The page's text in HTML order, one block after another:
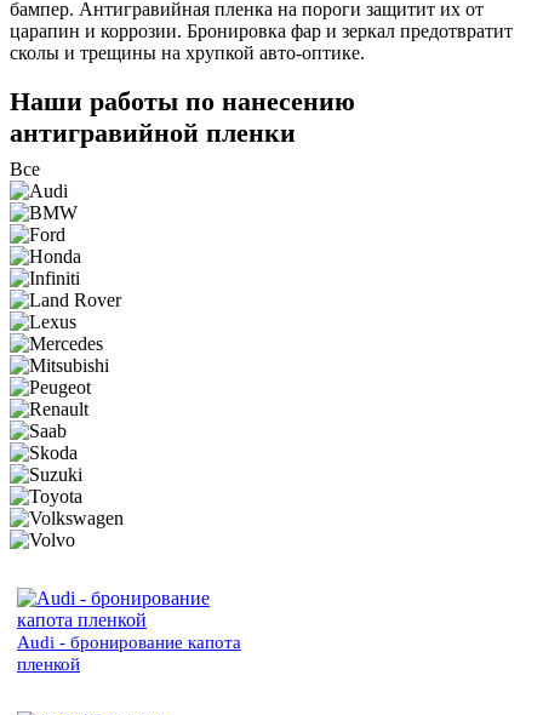
бампер. Антигравийная пленка на пороги защитит их от
царапин и коррозии. Бронировка фар и зеркал предотвратит
сколы и трещины на хрупкой авто-оптике.
Наши работы по нанесению
антигравийной пленки
Все
Audi - бронирование капота
пленкой